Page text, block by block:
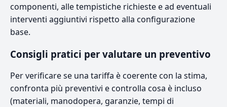
componenti, alle tempistiche richieste e ad eventuali
interventi aggiuntivi rispetto alla configurazione
base.
Consigli pratici per valutare un preventivo
Per verificare se una tariffa è coerente con la stima,
confronta più preventivi e controlla cosa è incluso
(materiali, manodopera, garanzie, tempi di